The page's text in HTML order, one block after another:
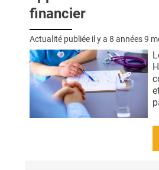
financier
Actualité publiée il y a 8 années 9